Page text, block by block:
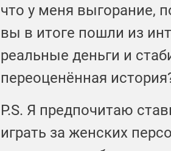
что у меня выгорание,
вы в итоге пошли из
реальные деньги и
переоценённая
P.S. Я предпочитаю
играть за женских